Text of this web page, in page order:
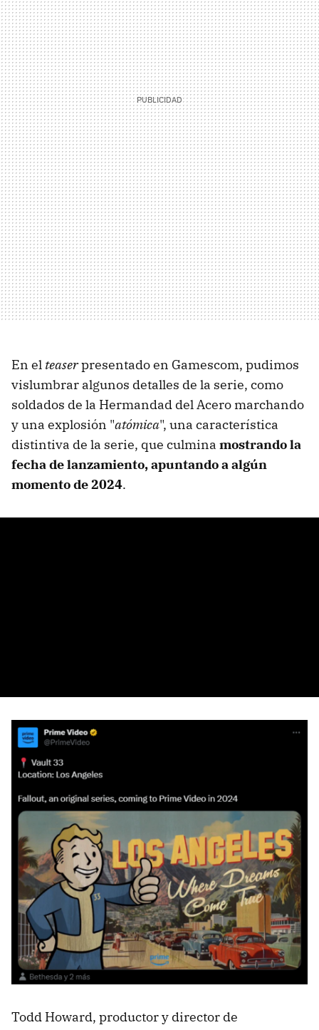
En el teaserpresentado en Gamescom, pudimos
vislumbrar algunos detalles de la serie, como
soldados de la Hermandad del Acero marchando
y una explosión "atómica", una característica
distintiva de la serie, que culmina mostrando la
fecha de lanzamiento, apuntando a algún
momento de 2024.
Todd Howard, productor y director de